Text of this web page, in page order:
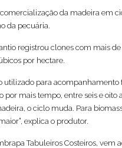
da madeira em
da pecuária.
registrou clones com mais
por hectare.
utilizado para
mais tempo, entre seis e
o ciclo muda. Para
explica o produtor.
Tabuleiros Costeiros,